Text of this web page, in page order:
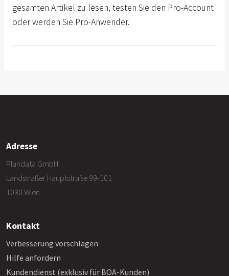
gesamten Artikel zu lesen, testen Sie den Pro-Account
oder werden Sie Pro-Anwender.
Adresse
Plandata GmbH
Landstraßer Hauptstraße 99-101
1030 Wien
Kontakt
Verbesserung vorschlagen
Hilfe anfordern
Kundendienst (exklusiv für BOA-Kunden)